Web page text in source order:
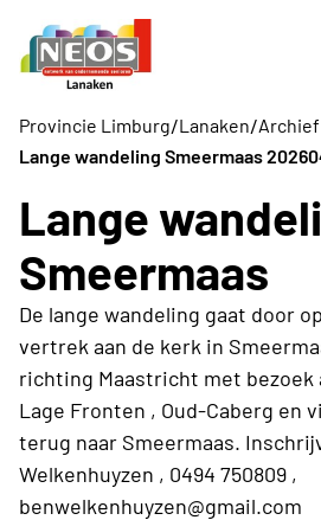
Provincie Limburg/Lanaken/
Lange wandeling Smeermaas
Lange
Smeermaas
De lange wandeling gaat door
vertrek aan de kerk in
richting Maastricht met bezoek
Lage Fronten , Oud-Caberg en
terug naar Smeermaas.
Welkenhuyzen , 0494 750809 ,
benwelkenhuyzen@gmail.com